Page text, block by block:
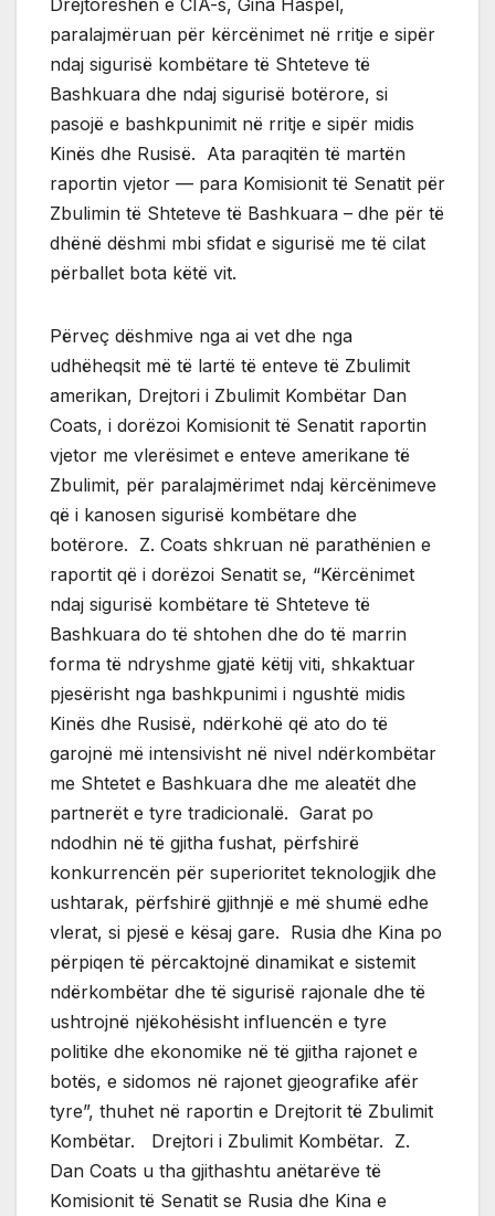
paralajmëruan për kërcënimet në rritje e sipër
ndaj sigurisë kombëtare të Shteteve të
Bashkuara dhe ndaj sigurisë botërore, si
pasojë e bashkpunimit në rritje e sipër midis
Kinës dhe Rusisë. Ata paraqitën të martën
raportin vjetor — para Komisionit të Senatit për
Zbulimin të Shteteve të Bashkuara – dhe për të
dhënë dëshmi mbi sfidat e sigurisë me të cilat
përballet bota këtë vit.
Përveç dëshmive nga ai vet dhe nga
udhëheqsit më të lartë të enteve të Zbulimit
amerikan, Drejtori i Zbulimit Kombëtar Dan
Coats, i dorëzoi Komisionit të Senatit raportin
vjetor me vlerësimet e enteve amerikane të
Zbulimit, për paralajmërimet ndaj kërcënimeve
që i kanosen sigurisë kombëtare dhe
botërore. Z. Coats shkruan në parathënien e
raportit që i dorëzoi Senatit se, “Kërcënimet
ndaj sigurisë kombëtare të Shteteve të
Bashkuara do të shtohen dhe do të marrin
forma të ndryshme gjatë këtij viti, shkaktuar
pjesërisht nga bashkpunimi i ngushtë midis
Kinës dhe Rusisë, ndërkohë që ato do të
garojnë më intensivisht në nivel ndërkombëtar
me Shtetet e Bashkuara dhe me aleatët dhe
partnerët e tyre tradicionalë. Garat po
ndodhin në të gjitha fushat, përfshirë
konkurrencën për superioritet teknologjik dhe
ushtarak, përfshirë gjithnjë e më shumë edhe
vlerat, si pjesë e kësaj gare. Rusia dhe Kina po
përpiqen të përcaktojnë dinamikat e sistemit
ndërkombëtar dhe të sigurisë rajonale dhe të
ushtrojnë njëkohësisht influencën e tyre
politike dhe ekonomike në të gjitha rajonet e
botës, e sidomos në rajonet gjeografike afër
tyre”, thuhet në raportin e Drejtorit të Zbulimit
Kombëtar. Drejtori i Zbulimit Kombëtar. Z.
Dan Coats u tha gjithashtu anëtarëve të
Komisionit të Senatit se Rusia dhe Kina e